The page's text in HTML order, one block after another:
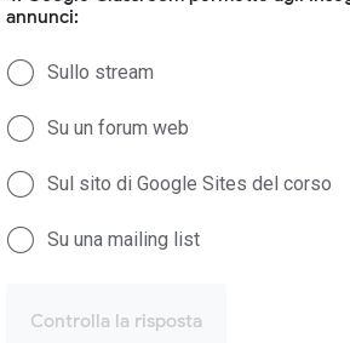
annunci:
Sullo stream
Su un forum web
Sul sito di Google Sites del corso
Su una mailing list
Controlla la risposta